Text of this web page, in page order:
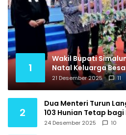
1
Wakil Bupati
Natal Keluarga
21 Desember 2025 11
2
Dua Menteri Turun
103 Hunian Tetap
Hidrometeorologi
24 Desember 2025 10